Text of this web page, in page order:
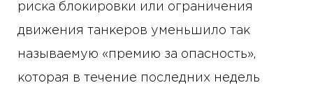
риска блокировки или ограничения
движения танкеров уменьшило так
называемую «премию за опасность»,
которая в течение последних недель